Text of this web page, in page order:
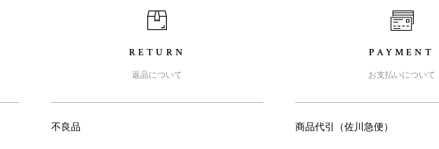
RETURN
返品について
不良品
PAYMENT
お支払いについて
商品代引（佐川急便）